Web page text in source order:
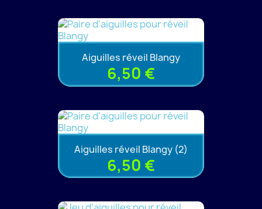
Aiguilles réveil Blangy
6,50 €
Aiguilles réveil Blangy (2)
6,50 €